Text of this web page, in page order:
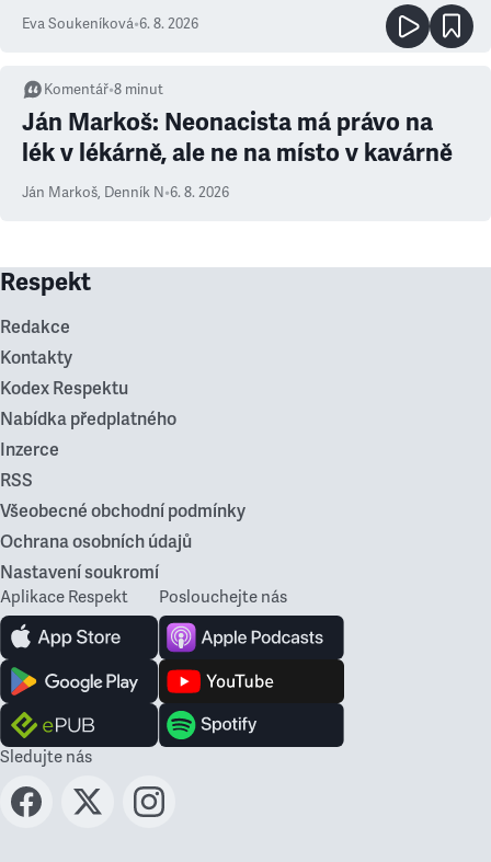
Eva Soukeníková•6. 8. 2026
Komentář•8 minut
Ján Markoš: Neonacista má právo na
lék v lékárně, ale ne na místo v kavárně
Ján Markoš, Denník N•6. 8. 2026
Respekt
Redakce
Kontakty
Kodex Respektu
Nabídka předplatného
Inzerce
RSS
Všeobecné obchodní podmínky
Ochrana osobních údajů
Nastavení soukromí
Aplikace Respekt Poslouchejte nás
Sledujte nás